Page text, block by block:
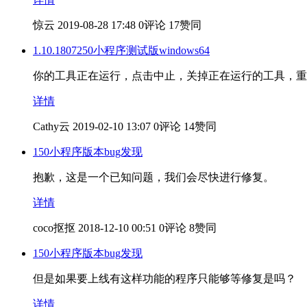
惊云 2019-08-28 17:48 0评论 17赞同
1.10.1807250小程序测试版windows64
你的工具正在运行，点击中止，关掉正在运行的工具，
详情
Cathy云 2019-02-10 13:07 0评论 14赞同
150小程序版本bug发现
抱歉，这是一个已知问题，我们会尽快进行修复。
详情
coco抠抠 2018-12-10 00:51 0评论 8赞同
150小程序版本bug发现
但是如果要上线有这样功能的程序只能够等修复是吗？
详情